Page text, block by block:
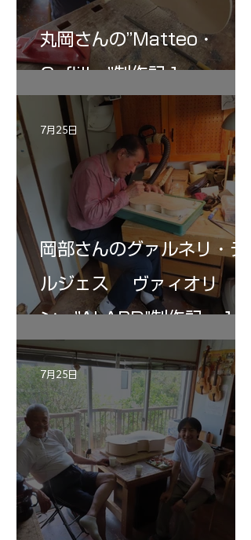
丸岡さんの”Matteo・
Gofliller”制作記１
岡部さんのグァルネリ・デ
ルジェス ヴァィオリ
ン ”ALARD"制作記 １2
7月25日
7月25日